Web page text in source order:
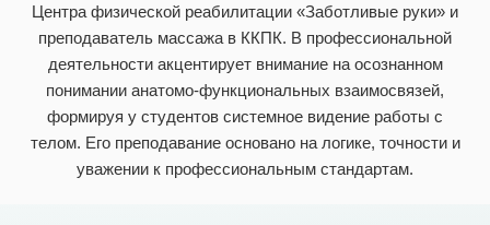
Центра физической реабилитации «Заботливые руки» и
преподаватель массажа в ККПК. В профессиональной
деятельности акцентирует внимание на осознанном
понимании анатомо-функциональных взаимосвязей,
формируя у студентов системное видение работы с
телом. Его преподавание основано на логике, точности и
уважении к профессиональным стандартам.